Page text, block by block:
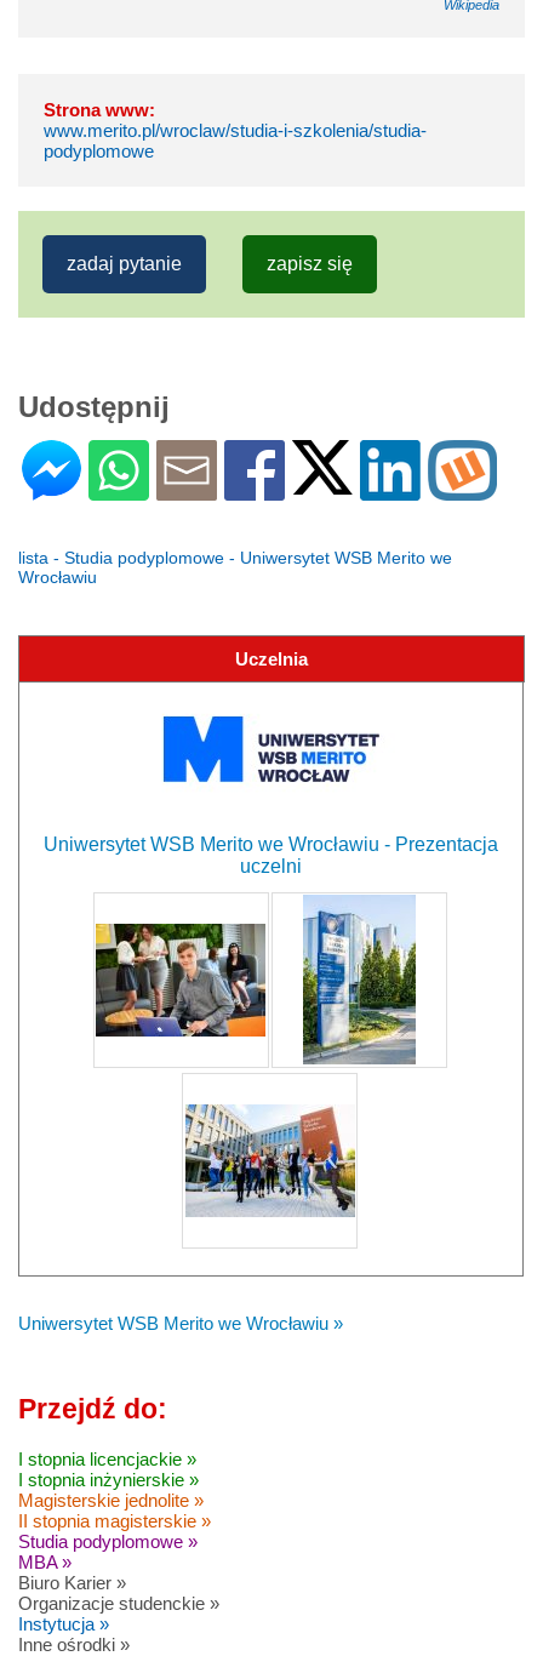
Wikipedia
Strona www:
www.merito.pl/wroclaw/studia-i-szkolenia/studia-
podyplomowe
zadaj pytanie zapisz się
Udostępnij
lista - Studia podyplomowe - Uniwersytet WSB Merito we
Wrocławiu
Uczelnia
Uniwersytet WSB Merito we Wrocławiu - Prezentacja
uczelni
Uniwersytet WSB Merito we Wrocławiu »
Przejdź do:
I stopnia licencjackie »
I stopnia inżynierskie »
Magisterskie jednolite »
II stopnia magisterskie »
Studia podyplomowe »
MBA »
Biuro Karier »
Organizacje studenckie »
Instytucja »
Inne ośrodki »